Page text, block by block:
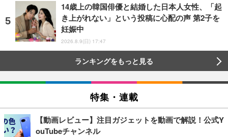
14歳上の韓国俳優と結婚した日本人女性、「起
き上がれない」という投稿に心配の声 第2子を
妊娠中
2026.8.9(日) 17:47
ランキングをもっと見る
特集・連載
【動画レビュー】注目ガジェットを動画で解説！公式Y
ouTubeチャンネル